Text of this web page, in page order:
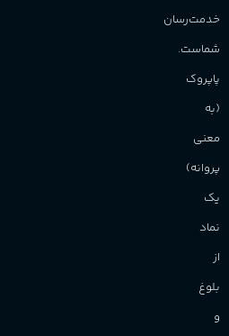
مناسب برای
آقایان
خدمت‌رسان
شماست.
پاپروک
(به
معنی
پروانه)
یک
نماد
از
بلوغ
و